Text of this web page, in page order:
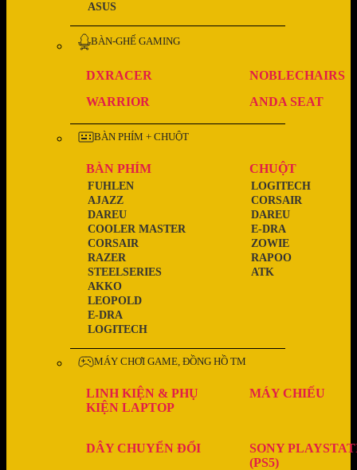
ASUS
BÀN-GHẾ GAMING
DXRACER
NOBLECHAIRS
WARRIOR
ANDA SEAT
BÀN PHÍM + CHUỘT
BÀN PHÍM
LOGITECH
E-DRA
LEOPOLD
AKKO
STEELSERIES
RAZER
CORSAIR
COOLER MASTER
DAREU
AJAZZ
FUHLEN
CHUỘT
ATK
RAPOO
ZOWIE
E-DRA
DAREU
CORSAIR
LOGITECH
MÁY CHƠI GAME, ĐỒNG HỒ TM
LINH KIỆN & PHỤ
KIỆN LAPTOP
MÁY CHIẾU
DÂY CHUYỂN ĐỔI
SONY
(PS5)